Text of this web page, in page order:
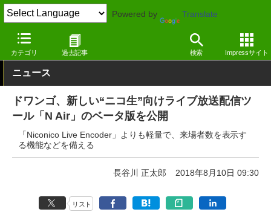
Powered by Translate
カテゴリ 過去記事 検索 Impressサイト
窓の杜 画像・映像・音楽 Windows
ニュース
ドワンゴ、新しい“ニコ生”向けライブ放送配信ツ
ール「N Air」のベータ版を公開
「Niconico Live Encoder」よりも軽量で、来場者数を表示す
る機能などを備える
長谷川 正太郎 2018年8月10日 09:30
リスト